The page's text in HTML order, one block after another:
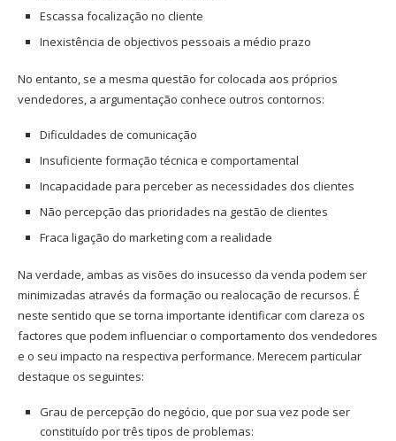
Escassa focalização no cliente
Inexistência de objectivos pessoais a médio prazo
No entanto, se a mesma questão for colocada aos próprios
vendedores, a argumentação conhece outros contornos:
Dificuldades de comunicação
Insuficiente formação técnica e comportamental
Incapacidade para perceber as necessidades dos clientes
Não percepção das prioridades na gestão de clientes
Fraca ligação do marketing com a realidade
Na verdade, ambas as visões do insucesso da venda podem ser
minimizadas através da formação ou realocação de recursos. É
neste sentido que se torna importante identificar com clareza os
factores que podem influenciar o comportamento dos vendedores
e o seu impacto na respectiva performance. Merecem particular
destaque os seguintes:
Grau de percepção do negócio, que por sua vez pode ser
constituído por três tipos de problemas: